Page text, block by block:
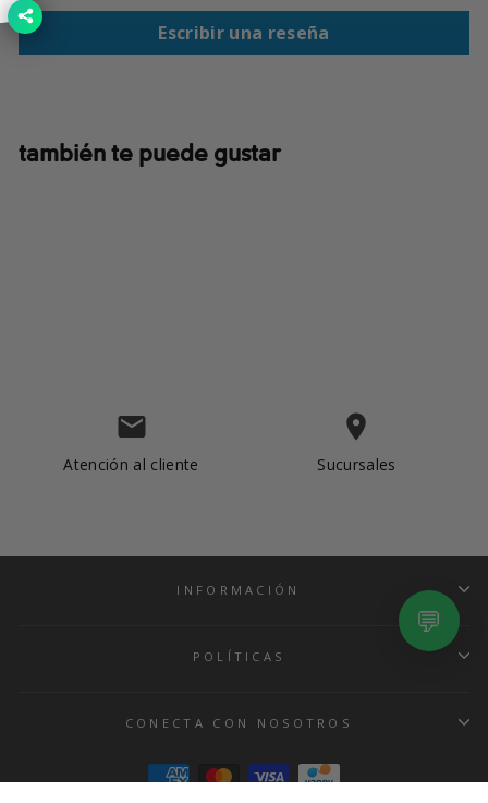
💬
Albrook Mall
Multiplaza
Escribir una reseña
también te puede gustar
email
Atención al cliente
place
Sucursales
INFORMACIÓN
POLÍTICAS
CONECTA CON NOSOTROS